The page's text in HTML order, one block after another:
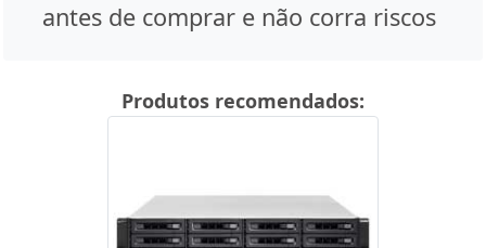
antes de comprar e não corra riscos
Produtos recomendados: